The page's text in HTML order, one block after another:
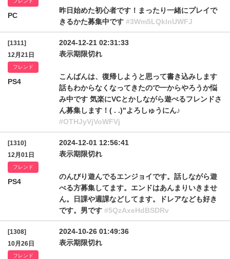
PC
昨日始めた初心者です！まったり一緒にプレイで
きるかた募集中です #3Wm5LQklnUWFJ
[1311]
12月21日
フレンド
PS4
2024-12-21 02:31:33
表示期限切れ
こんばんは、復帰しようと思って書き込みします
話もわからなくなってきたので一からやろうか悩
み中です 気楽にVCとかしながら遊べるフレンドさ
ん募集します！‪( . .)"‬よろしゅうにん♪
#OTHJyVjVoWFVj
[1310]
12月01日
フレンド
PS4
2024-12-01 12:56:41
表示期限切れ
のんびり遊んでるエンジョイです。話しながら遊
べる方募集してます。エンドはあんまりいきませ
ん。日課や週課などしてます。ドレアなども好き
です。男です #5QzAxeHdBSDRv
[1308]
10月26日
フレンド
2024-10-26 01:49:36
表示期限切れ